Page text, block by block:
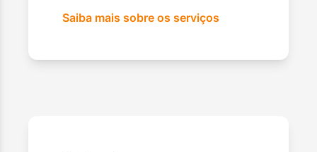
Saiba mais sobre os serviços